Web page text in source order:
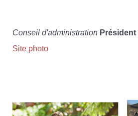
Conseil d'administration Président
Site photo